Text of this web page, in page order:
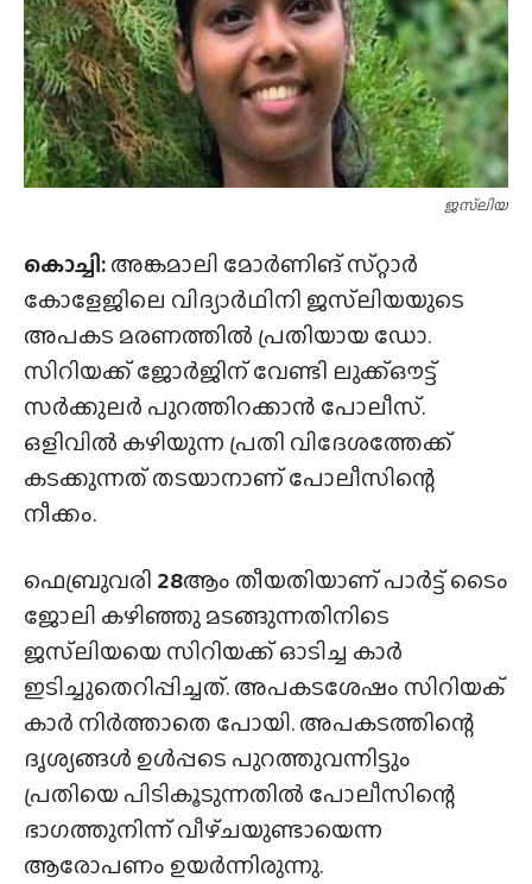
ജസ്‌ലിയ
കൊച്ചി:അങ്കമാലി മോർണിങ് സ്‌റ്റാർ
കോളേജിലെ വിദ്യാർഥിനി ജസ്‌ലിയയുടെ
അപകട മരണത്തിൽ പ്രതിയായ ഡോ.
സിറിയക്ക് ജോർജിന് വേണ്ടി ലുക്ക്ഔട്ട്
സർക്കുലർ പുറത്തിറക്കാൻ പോലീസ്.
ഒളിവിൽ കഴിയുന്ന പ്രതി വിദേശത്തേക്ക്
കടക്കുന്നത് തടയാനാണ് പോലീസിന്റെ
നീക്കം.
ഫെബ്രുവരി 28ആം തീയതിയാണ് പാർട്ട് ടൈം
ജോലി കഴിഞ്ഞു മടങ്ങുന്നതിനിടെ
ജസ്‌ലിയയെ സിറിയക്ക് ഓടിച്ച കാർ
ഇടിച്ചുതെറിപ്പിച്ചത്. അപകടശേഷം സിറിയക്
കാർ നിർത്താതെ പോയി. അപകടത്തിന്റെ
ദൃശ്യങ്ങൾ ഉൾപ്പടെ പുറത്തുവന്നിട്ടും
പ്രതിയെ പിടികൂടുന്നതിൽ പോലീസിന്റെ
ഭാഗത്തുനിന്ന് വീഴ്‌ചയുണ്ടായെന്ന
ആരോപണം ഉയർന്നിരുന്നു.